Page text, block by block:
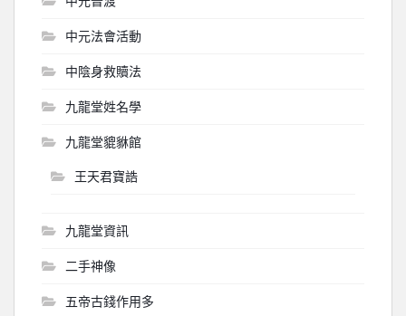
中元法會活動
中陰身救贖法
九龍堂姓名學
九龍堂貔貅館
王天君寶誥
九龍堂資訊
二手神像
五帝古錢作用多